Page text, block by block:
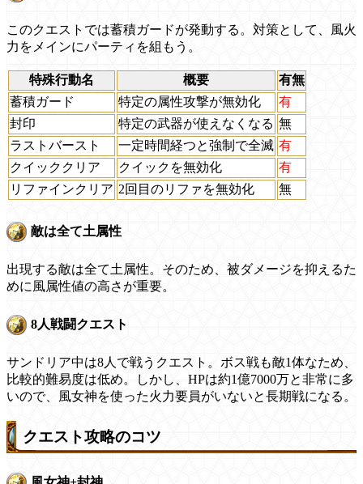
このクエストでは蓄積ガードが発動する。対策として、風火
力をメインにパーティを組もう。
特殊行動名 概要
有無
蓄積ガード
特定の属性攻撃が無効化
有
封印
特定の武器が使えなくなる 無
ラストバースト
一定時間経つと強制で全滅 有
クイッククリア
クイックを無効化
有
リファインクリア 2回目のリファを無効化 無
敵は全て土属性
出現する敵は全て土属性。そのため、被ダメージを抑えるた
めに風属性値の高さが重要。
8人戦闘クエスト
サンドリア中は8人で戦うクエスト。ボス戦も敵1体なため、
比較的難易度は低め。しかし、HPは約1億7000万と非常に多
いので、風女神を使った火力要員がいないと長期戦になる。
クエスト攻略のコツ